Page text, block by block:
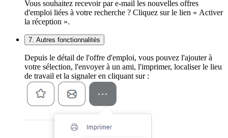
Vous souhaitez recevoir par e-mail les nouvelles offres
d'emploi liées à votre recherche ? Cliquez sur le lien « Activer
la réception ».
7. Autres fonctionnalités
Depuis le détail de l'offre d'emploi, vous pouvez l'ajouter à
votre sélection, l'envoyer à un ami, l'imprimer, localiser le lieu
de travail et la signaler en cliquant sur :